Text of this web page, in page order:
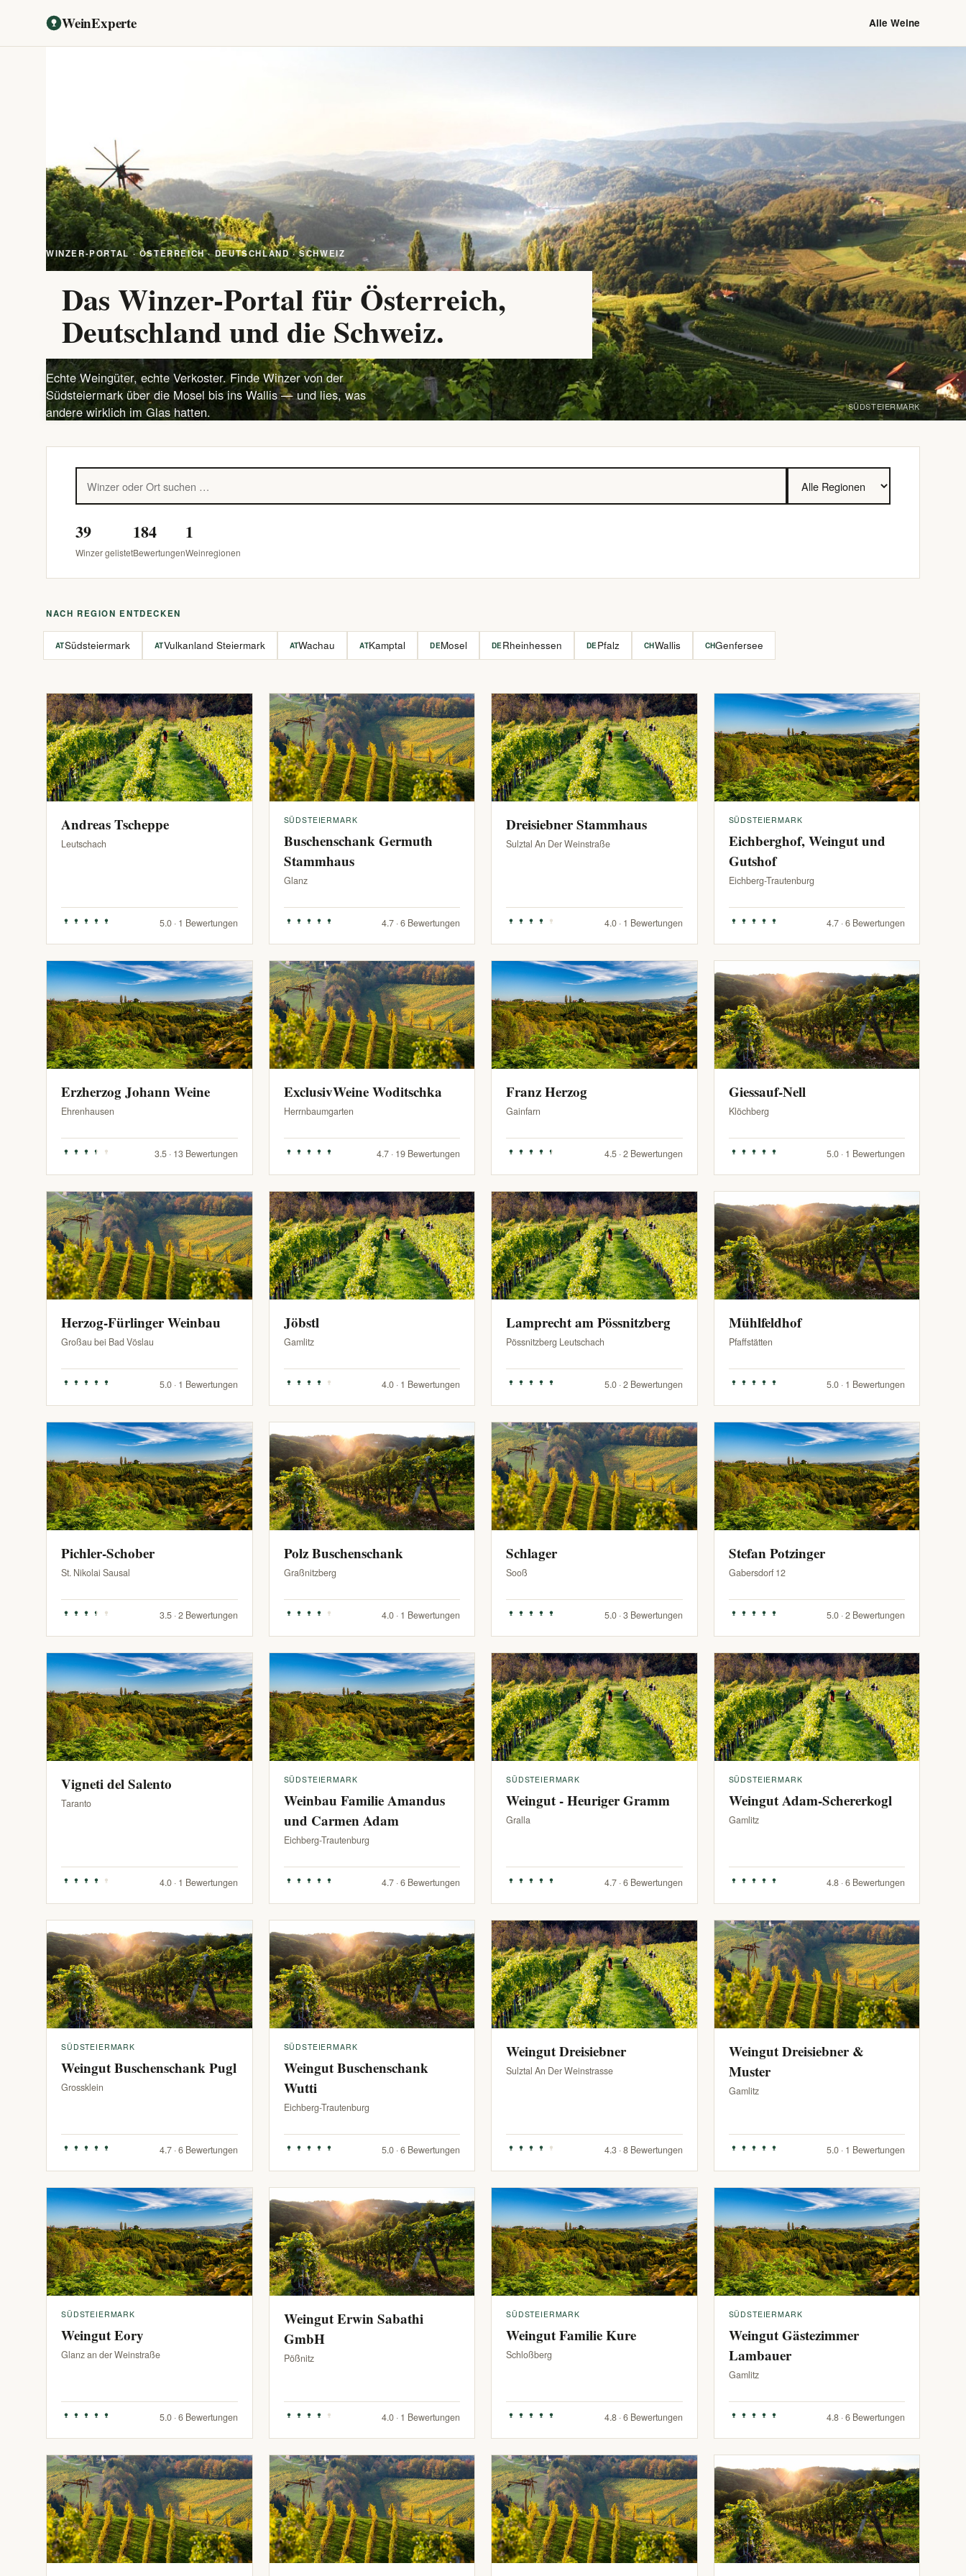
WeinExperte Alle Weine
WINZER-PORTAL · ÖSTERREICH · DEUTSCHLAND · SCHWEIZ
Das Winzer-Portal für Österreich,
Deutschland und die Schweiz.
Echte Weingüter, echte Verkoster. Finde Winzer von der
Südsteiermark über die Mosel bis ins Wallis — und lies, was
andere wirklich im Glas hatten.
SÜDSTEIERMARK
39
Winzer gelistet
184
Bewertungen
1
Weinregionen
NACH REGION ENTDECKEN
ATSüdsteiermark ATVulkanland Steiermark ATWachau ATKamptal DEMosel DE Rheinhessen DE Pfalz CHWallis CHGenfersee
Andreas Tscheppe
Leutschach
5.0 · 1 Bewertungen
SÜDSTEIERMARK
Buschenschank Germuth
Stammhaus
Glanz
4.7 · 6 Bewertungen
Dreisiebner Stammhaus
Sulztal An Der Weinstraße
4.0 · 1 Bewertungen
SÜDSTEIERMARK
Eichberghof, Weingut und
Gutshof
Eichberg-Trautenburg
4.7 · 6 Bewertungen
Erzherzog Johann Weine
Ehrenhausen
3.5 · 13 Bewertungen
ExclusivWeine Woditschka
Herrnbaumgarten
4.7 · 19 Bewertungen
Franz Herzog
Gainfarn
4.5 · 2 Bewertungen
Giessauf-Nell
Klöchberg
5.0 · 1 Bewertungen
Herzog-Fürlinger Weinbau
Großau bei Bad Vöslau
5.0 · 1 Bewertungen
Jöbstl
Gamlitz
4.0 · 1 Bewertungen
Lamprecht am Pössnitzberg
Pössnitzberg Leutschach
5.0 · 2 Bewertungen
Mühlfeldhof
Pfaffstätten
5.0 · 1 Bewertungen
Pichler-Schober
St. Nikolai Sausal
3.5 · 2 Bewertungen
Polz Buschenschank
Graßnitzberg
4.0 · 1 Bewertungen
Schlager
Sooß
5.0 · 3 Bewertungen
Stefan Potzinger
Gabersdorf 12
5.0 · 2 Bewertungen
Vigneti del Salento
Taranto
4.0 · 1 Bewertungen
SÜDSTEIERMARK
Weinbau Familie Amandus
und Carmen Adam
Eichberg-Trautenburg
4.7 · 6 Bewertungen
SÜDSTEIERMARK
Weingut - Heuriger Gramm
Gralla
4.7 · 6 Bewertungen
SÜDSTEIERMARK
Weingut Adam-Schererkogl
Gamlitz
4.8 · 6 Bewertungen
SÜDSTEIERMARK
Weingut Buschenschank Pugl
Grossklein
4.7 · 6 Bewertungen
SÜDSTEIERMARK
Weingut Buschenschank
Wutti
Eichberg-Trautenburg
5.0 · 6 Bewertungen
Weingut Dreisiebner
Sulztal An Der Weinstrasse
4.3 · 8 Bewertungen
Weingut Dreisiebner &
Muster
Gamlitz
5.0 · 1 Bewertungen
SÜDSTEIERMARK
Weingut Eory
Glanz an der Weinstraße
5.0 · 6 Bewertungen
Weingut Erwin Sabathi
GmbH
Pößnitz
4.0 · 1 Bewertungen
SÜDSTEIERMARK
Weingut Familie Kure
Schloßberg
4.8 · 6 Bewertungen
SÜDSTEIERMARK
Weingut Gästezimmer
Lambauer
Gamlitz
4.8 · 6 Bewertungen